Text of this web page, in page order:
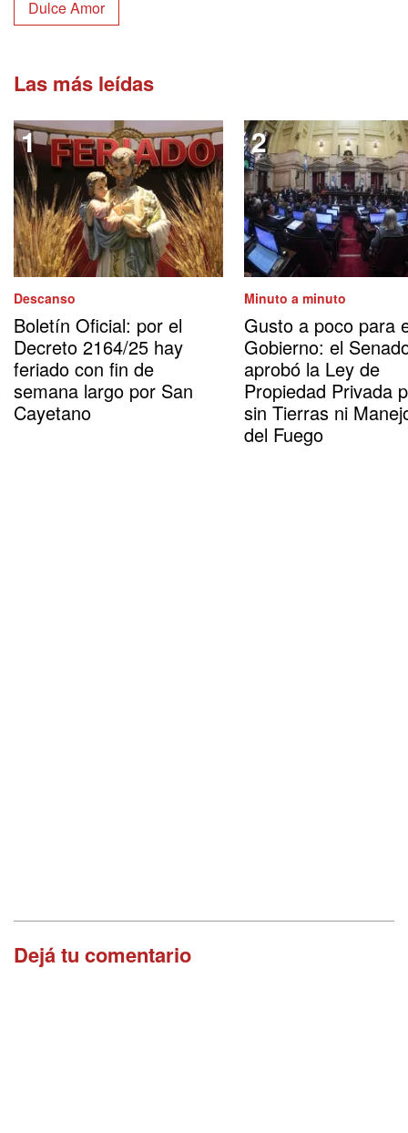
Dulce Amor
Las más leídas
Descanso
Boletín Oficial: por el
Decreto 2164/25 hay
feriado con fin de
semana largo por San
Cayetano
Minuto a minuto
Gusto a poco para
Gobierno: el
aprobó la Ley de
Propiedad Privada
sin Tierras ni
del Fuego
Dejá tu comentario